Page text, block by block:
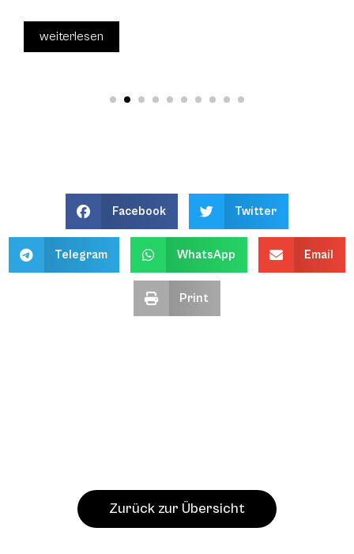
weiterlesen
Facebook Twitter
Telegram WhatsApp Email
Print
Zurück zur Übersicht